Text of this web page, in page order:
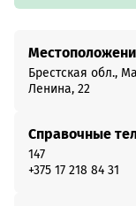
Брестская обл.,
Ленина, 22
Справочные
147
+375 17 218 84 31